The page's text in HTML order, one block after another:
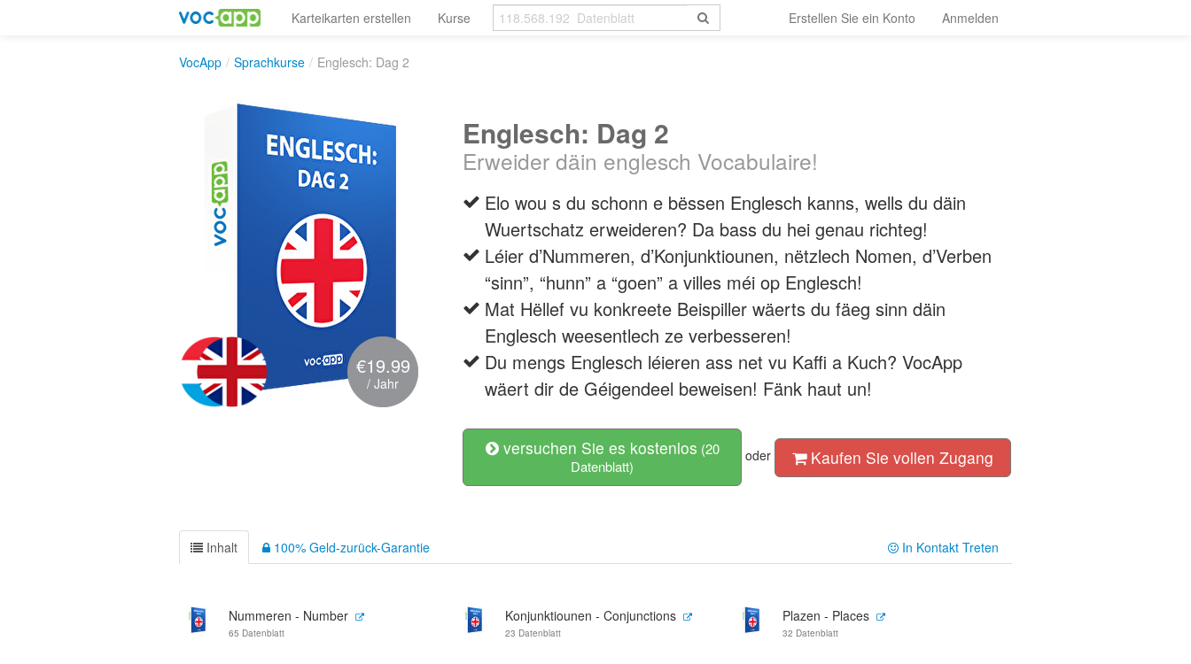
Karteikarten erstellen Kurse Erstellen Sie ein Konto Anmelden
VocApp / Sprachkurse / Englesch: Dag 2
€19.99
/ Jahr
Englesch: Dag 2
Erweider däin englesch Vocabulaire!
Elo wou s du schonn e bëssen Englesch kanns, wells du däin
Wuertschatz erweideren? Da bass du hei genau richteg!
Léier d’Nummeren, d’Konjunktiounen, nëtzlech Nomen, d’Verben
“sinn”, “hunn” a “goen” a villes méi op Englesch!
Mat Hëllef vu konkreete Beispiller wäerts du fäeg sinn däin
Englesch weesentlech ze verbesseren!
Du mengs Englesch léieren ass net vu Kaffi a Kuch? VocApp
wäert dir de Géigendeel beweisen! Fänk haut un!
versuchen Sie es kostenlos (20
Datenblatt)
oder Kaufen Sie vollen Zugang
Inhalt 100% Geld-zurück-Garantie In Kontakt Treten
Nummeren - Number
65 Datenblatt
Konjunktiounen - Conjunctions
23 Datenblatt
Plazen - Places
32 Datenblatt